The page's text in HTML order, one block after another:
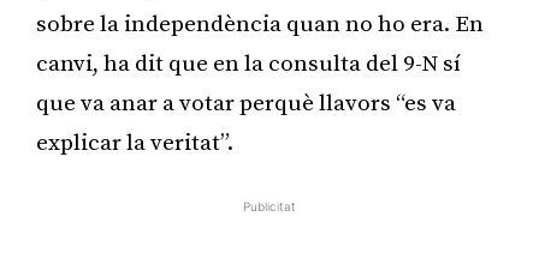
sobre la independència quan no ho era. En
canvi, ha dit que en la consulta del 9-N sí
que va anar a votar perquè llavors “es va
explicar la veritat”.
Publicitat